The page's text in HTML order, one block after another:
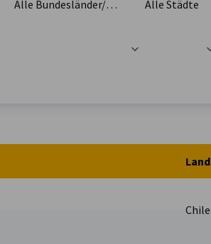
Alle Bundesländer/Provinzen
Alle Städte
Land
Chile